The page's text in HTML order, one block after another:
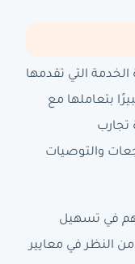
التي تقدمها
بتعاملها مع
تجارب
والتوصيات
في تسهيل
النظر في معايير